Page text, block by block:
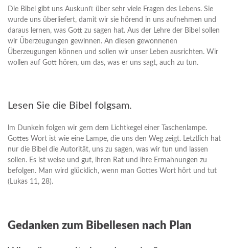
Die Bibel gibt uns Auskunft über sehr viele Fragen des Lebens. Sie
wurde uns überliefert, damit wir sie hörend in uns aufnehmen und
daraus lernen, was Gott zu sagen hat. Aus der Lehre der Bibel sollen
wir Überzeugungen gewinnen. An diesen gewonnenen
Überzeugungen können und sollen wir unser Leben ausrichten. Wir
wollen auf Gott hören, um das, was er uns sagt, auch zu tun.
Lesen Sie die Bibel folgsam.
lm Dunkeln folgen wir gern dem Lichtkegel einer Taschenlampe.
Gottes Wort ist wie eine Lampe, die uns den Weg zeigt. Letztlich hat
nur die Bibel die Autorität, uns zu sagen, was wir tun und lassen
sollen. Es ist weise und gut, ihren Rat und ihre Ermahnungen zu
befolgen. Man wird glücklich, wenn man Gottes Wort hört und tut
(Lukas 11, 28).
Gedanken zum Bibellesen nach Plan